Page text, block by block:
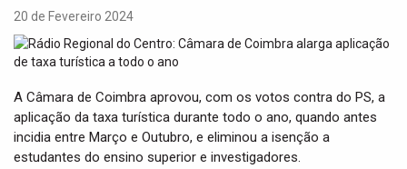
a
o
n
20 de Fevereiro 2024
A Câmara de Coimbra aprovou, com os votos contra do PS, a
aplicação da taxa turística durante todo o ano, quando antes
incidia entre Março e Outubro, e eliminou a isenção a
estudantes do ensino superior e investigadores.